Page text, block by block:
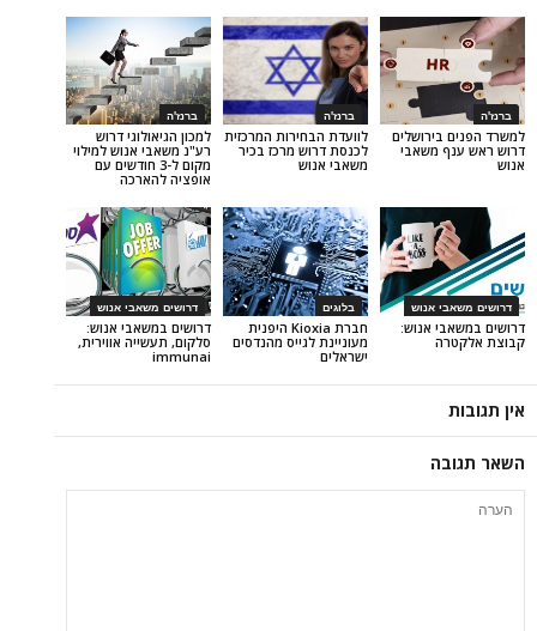
ברנז'ה
למכון הגיאולוגי דרוש
רע"נ משאבי אנוש למילוי
מקום ל-3 חודשים עם
ברנז'ה
לוועדת הבחירות המרכזית
לכנסת דרוש מרכז בכיר
משאבי אנוש
דרושים משאבי אנוש
דרושים במשאבי אנוש:
סלקום, תעשייה אווירית,
בלוגים
חברת Kioxia היפנית
מעוניינת לגייס מהנדסים
ישראלים
אנוש
אנוש: